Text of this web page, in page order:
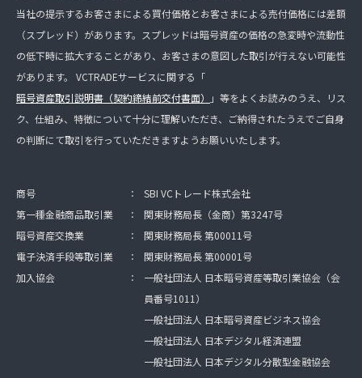
当社の提示するお客さまによる買付価格とお客さまによる売付価格には差額
（スプレッド）があります。スプレッドは暗号資産の価格の急変時や流動性
の低下時に拡大することがあり、お客さまの意図した取引が行えない可能性
があります。 VCTRADEサービスに関する「
暗号資産取引説明書（契約締結前交付書面）
」等をよくお読みのうえ、リス
ク、仕組み、特徴について十分に理解いただき、ご納得されたうえでご自身
の判断にて取引を行っていただきますようお願いいたします。
商号 ：
SBI VCトレード株式会社
第一種金融商品取引業
：
関東財務局長（金商）第3247号
暗号資産交換業
：
関東財務局長 第00011号
電子決済手段等取引業
：
関東財務局長 第00001号
加入協会
：
一般社団法人 日本暗号資産等取引業協会（会
員番号1011）
一般社団法人 日本暗号資産ビジネス協会
一般社団法人 日本デジタル経済連盟
一般社団法人 日本デジタル分散型金融協会